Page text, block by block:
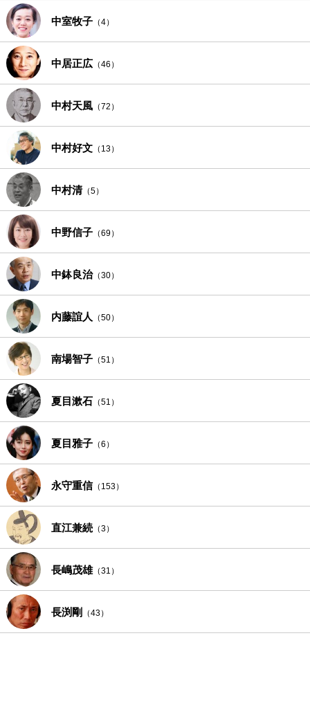
中室牧子 （4）
中居正広 （46）
中村天風 （72）
中村好文 （13）
中村清（5）
中野信子 （69）
中鉢良治（30）
内藤誼人 （50）
南場智子 （51）
夏目漱石 （51）
夏目雅子 （6）
永守重信 （153）
直江兼続 （3）
長嶋茂雄（31）
長渕剛 （43）